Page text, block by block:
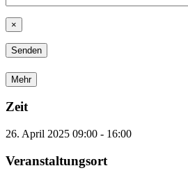
×
Mehr
Zeit
26. April 2025 09:00 - 16:00
Veranstaltungsort